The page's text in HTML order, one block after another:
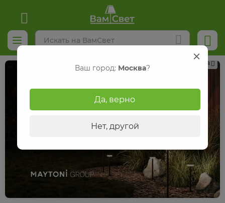
Реклама
Ваш город: Москва?
Да, верно
Нет, другой